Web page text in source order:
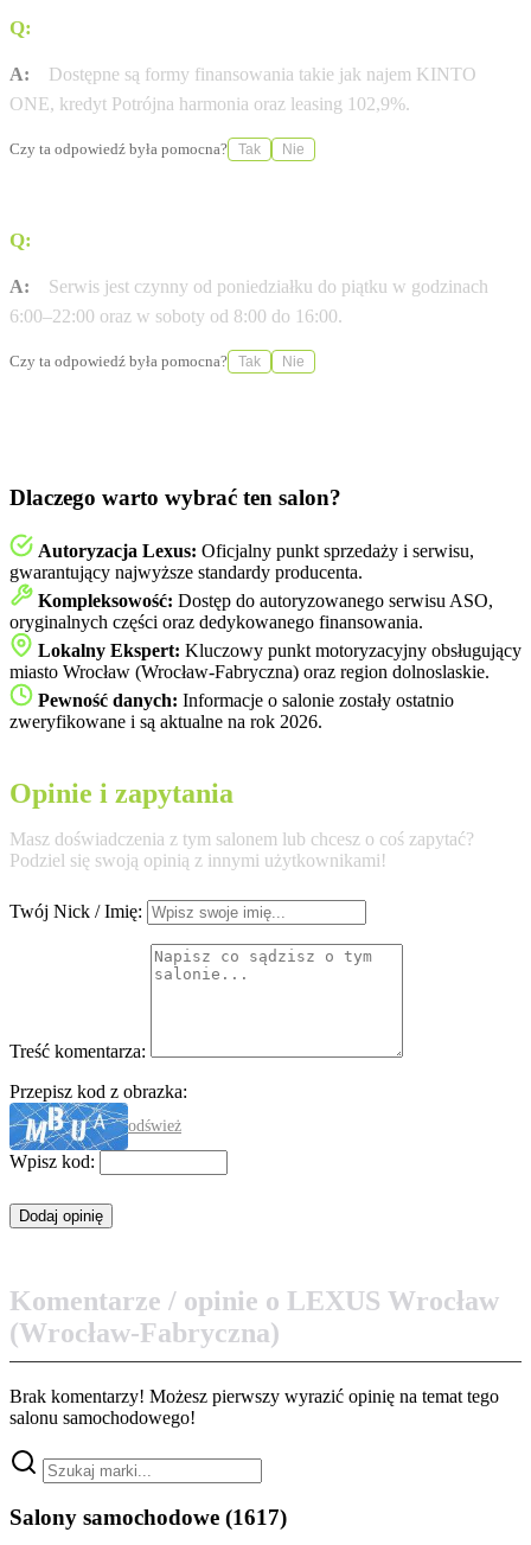
Q:
A:
Dostępne są formy finansowania takie jak najem KINTO
ONE, kredyt Potrójna harmonia oraz leasing 102,9%.
Czy ta odpowiedź była pomocna? Tak Nie
Q:
A:
Serwis jest czynny od poniedziałku do piątku w godzinach
6:00–22:00 oraz w soboty od 8:00 do 16:00.
Czy ta odpowiedź była pomocna? Tak Nie
Dlaczego warto wybrać ten salon?
Autoryzacja Lexus: Oficjalny punkt sprzedaży i serwisu,
gwarantujący najwyższe standardy producenta.
Kompleksowość: Dostęp do autoryzowanego serwisu ASO,
oryginalnych części oraz dedykowanego finansowania.
Lokalny Ekspert: Kluczowy punkt motoryzacyjny obsługujący
miasto Wrocław (Wrocław-Fabryczna) oraz region dolnoslaskie.
Pewność danych: Informacje o salonie zostały ostatnio
zweryfikowane i są aktualne na rok 2026.
Opinie i zapytania
Masz doświadczenia z tym salonem lub chcesz o coś zapytać?
Podziel się swoją opinią z innymi użytkownikami!
Twój Nick / Imię:
Treść komentarza:
Przepisz kod z obrazka:
odśwież
Wpisz kod:
Komentarze / opinie o LEXUS Wrocław
(Wrocław-Fabryczna)
Brak komentarzy! Możesz pierwszy wyrazić opinię na temat tego
salonu samochodowego!
Salony samochodowe (1617)